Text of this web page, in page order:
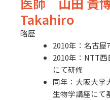
Takahiro
略歴
2010年：名古
2010年：NTT
にて研修
同年：大阪大学
生物学講座にて